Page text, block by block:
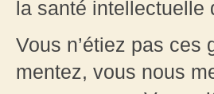
la santé intellectuelle
Vous n’étiez pas ces
mentez, vous nous